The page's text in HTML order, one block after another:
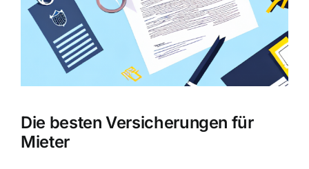
Hausratversicherung
Berufsunfähigkeitsversicherung
Hilfe und Kontakt
Die besten Versicherungen für
Mieter